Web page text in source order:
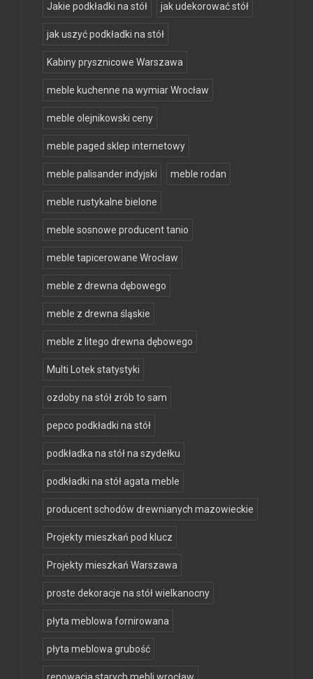
Jakie podkładki na stół jak udekorować stół
jak uszyć podkładki na stół
Kabiny prysznicowe Warszawa
meble kuchenne na wymiar Wrocław
meble olejnikowski ceny
meble paged sklep internetowy
meble palisander indyjski meble rodan
meble rustykalne bielone
meble sosnowe producent tanio
meble tapicerowane Wrocław
meble z drewna dębowego
meble z drewna śląskie
meble z litego drewna dębowego
Multi Lotek statystyki
ozdoby na stół zrób to sam
pepco podkładki na stół
podkładka na stół na szydełku
podkładki na stół agata meble
producent schodów drewnianych mazowieckie
Projekty mieszkań pod klucz
Projekty mieszkań Warszawa
proste dekoracje na stół wielkanocny
płyta meblowa fornirowana
płyta meblowa grubość